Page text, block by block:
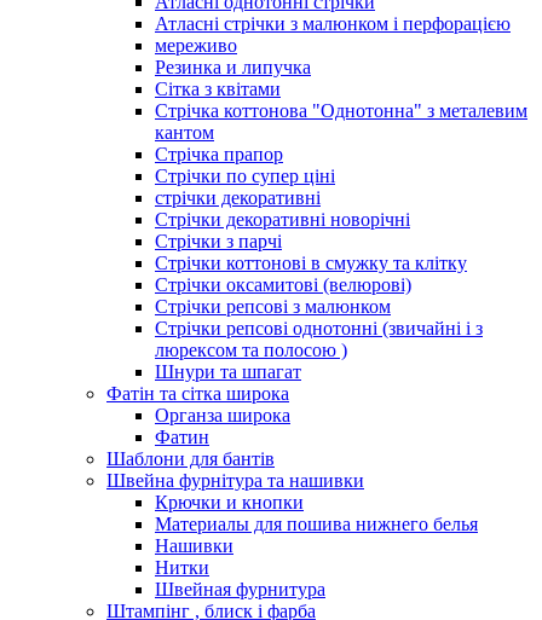
Атласні стрічки з малюнком і перфорацією
мереживо
Резинка и липучка
Сітка з квітами
Стрічка коттонова "Однотонна" з металевим
кантом
Стрічка прапор
Стрічки по супер ціні
стрічки декоративні
Стрічки декоративні новорічні
Стрічки з парчі
Стрічки коттонові в смужку та клітку
Стрічки оксамитові (велюрові)
Стрічки репсові з малюнком
Стрічки репсові однотонні (звичайні і з
люрексом та полосою )
Шнури та шпагат
Фатін та сітка широка
Органза широка
Фатин
Шаблони для бантів
Швейна фурнітура та нашивки
Крючки и кнопки
Материалы для пошива нижнего белья
Нашивки
Нитки
Швейная фурнитура
Штампінг , блиск і фарба